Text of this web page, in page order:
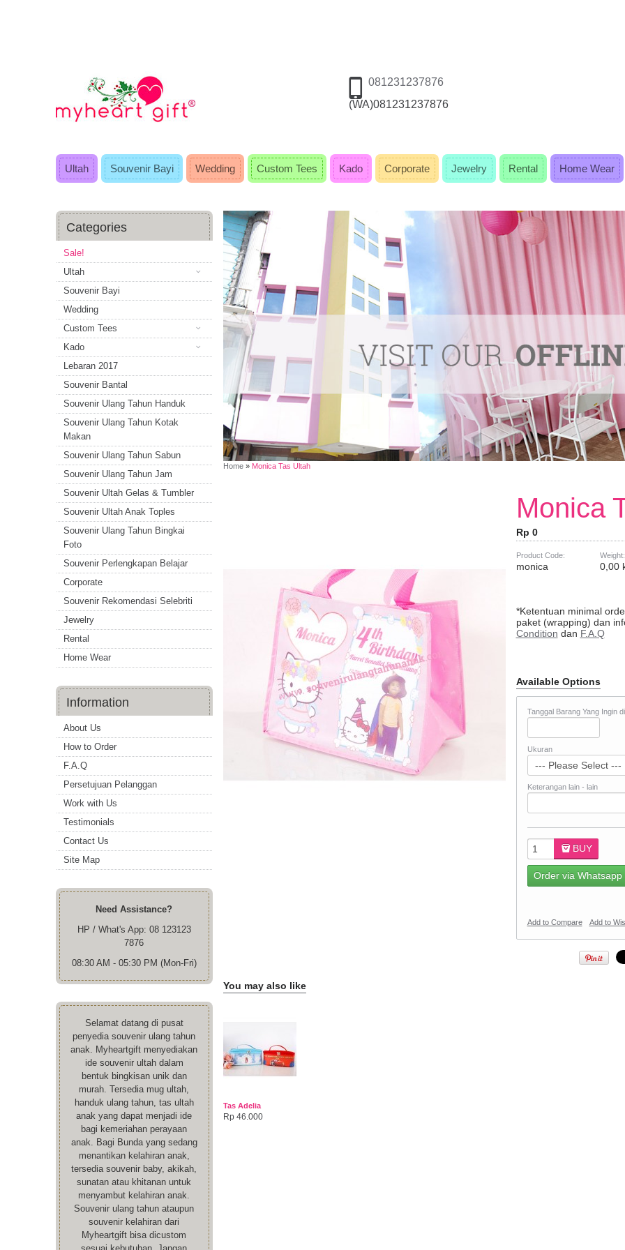
081231237876
(WA)081231237876
Ultah Souvenir Bayi Wedding Custom Tees Kado Corporate Jewelry Rental Home Wear
Categories
Sale!
Ultah
Souvenir Bayi
Wedding
Custom Tees
Kado
Lebaran 2017
Souvenir Bantal
Souvenir Ulang Tahun Handuk
Souvenir Ulang Tahun Kotak
Makan
Souvenir Ulang Tahun Sabun
Souvenir Ulang Tahun Jam
Souvenir Ultah Gelas & Tumbler
Souvenir Ultah Anak Toples
Souvenir Ulang Tahun Bingkai
Foto
Souvenir Perlengkapan Belajar
Corporate
Souvenir Rekomendasi Selebriti
Jewelry
Rental
Home Wear
Information
About Us
How to Order
F.A.Q
Persetujuan Pelanggan
Work with Us
Testimonials
Contact Us
Site Map
Need Assistance?
HP / What's App: 08 123123
7876
08:30 AM - 05:30 PM (Mon-Fri)
Selamat datang di pusat
penyedia souvenir ulang tahun
anak. Myheartgift menyediakan
ide souvenir ultah dalam
bentuk bingkisan unik dan
murah. Tersedia mug ultah,
handuk ulang tahun, tas ultah
anak yang dapat menjadi ide
bagi kemeriahan perayaan
anak. Bagi Bunda yang sedang
menantikan kelahiran anak,
tersedia souvenir baby, akikah,
sunatan atau khitanan untuk
menyambut kelahiran anak.
Souvenir ulang tahun ataupun
souvenir kelahiran dari
Myheartgift bisa dicustom
Home» Monica Tas Ultah
Monica
Rp 0
Product Code:
monica
Weight:
0,00
*Ketentuan minimal
paket (wrapping) dan
Condition dan F.A.Q
Available Options
Tanggal Barang Yang Ingin
Ukuran
Keterangan lain - lain
BUY
Order via Whatsapp
Add to Compare Add to
You may also like
Tas Adelia
Rp 46.000